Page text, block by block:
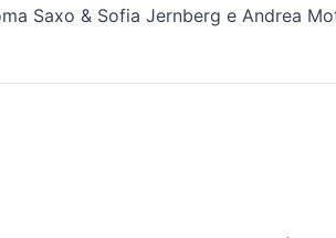
Saxo & Sofia Jernberg e Andrea